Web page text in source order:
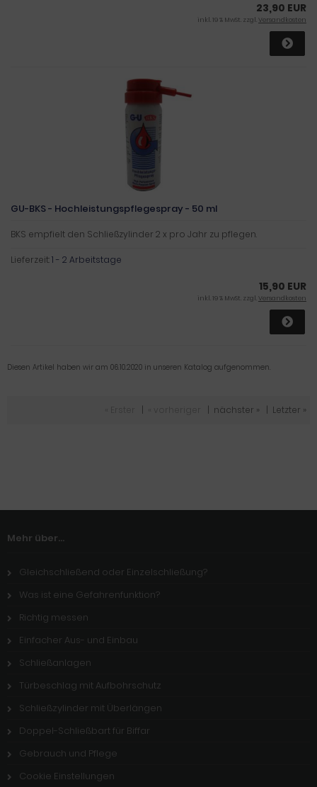
23,90 EUR
inkl. 19 % MwSt. zzgl.Versandkosten
GU-BKS - Hochleistungspflegespray - 50 ml
BKS empfielt den Schließzylinder 2 x pro Jahr zu pflegen.
Lieferzeit:1 - 2 Arbeitstage
15,90 EUR
inkl. 19 % MwSt. zzgl.Versandkosten
Diesen Artikel haben wir am 06.10.2020 in unseren Katalog aufgenommen.
nächster » Letzter »
Mehr über...
Gleichschließend oder Einzelschließung?
Was ist eine Gefahrenfunktion?
Richtig messen
Einfacher Aus- und Einbau
Schließanlagen
Türbeschlag mit Aufbohrschutz
Schließzylinder mit Überlängen
Doppel-Schließbart für Biffar
Gebrauch und Pflege
Cookie Einstellungen